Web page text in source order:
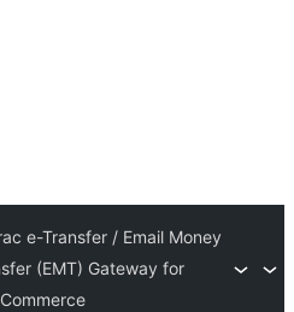
e-Transfer / Email Money
(EMT) Gateway for